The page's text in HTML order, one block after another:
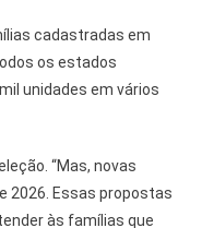
cadastradas em
os estados
unidades em vários
“Mas, novas
2026. Essas propostas
às famílias que